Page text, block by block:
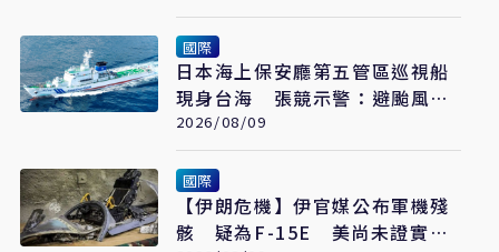
國際
日本海上保安廳第五管區巡視船
現身台海 張競示警：避颱風也
要關注航行動向
2026/08/09
國際
【伊朗危機】伊官媒公布軍機殘
骸 疑為F-15E 美尚未證實遭